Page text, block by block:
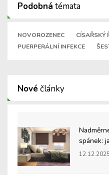
Podobná témata
NOVOROZENEC CÍSAŘSKÝ
PUERPERÁLNÍ INFEKCE
Nové články
spánek:
12.12.2025